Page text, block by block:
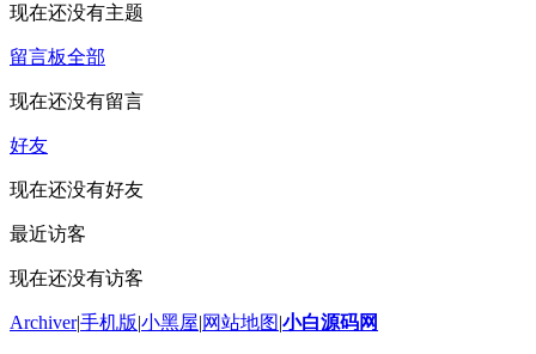
现在还没有主题
留言板全部
现在还没有留言
好友
现在还没有好友
最近访客
现在还没有访客
Archiver|手机版|小黑屋|网站地图|小白源码网